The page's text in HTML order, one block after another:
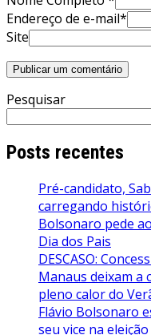
Endereço de e-mail*
Site
Pesquisar
Posts recentes
Pré-candidato,
carregando
Bolsonaro pede
Dia dos Pais
DESCASO:
Manaus deixam a
pleno calor do
Flávio Bolsonaro
seu vice na